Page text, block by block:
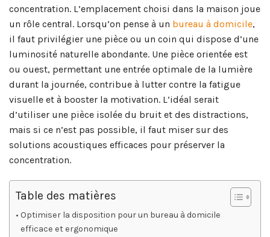
concentration. L’emplacement choisi dans la maison joue
un rôle central. Lorsqu’on pense à un bureau à domicile,
il faut privilégier une pièce ou un coin qui dispose d’une
luminosité naturelle abondante. Une pièce orientée est
ou ouest, permettant une entrée optimale de la lumière
durant la journée, contribue à lutter contre la fatigue
visuelle et à booster la motivation. L’idéal serait
d’utiliser une pièce isolée du bruit et des distractions,
mais si ce n’est pas possible, il faut miser sur des
solutions acoustiques efficaces pour préserver la
concentration.
Table des matières
Optimiser la disposition pour un bureau à domicile
efficace et ergonomique